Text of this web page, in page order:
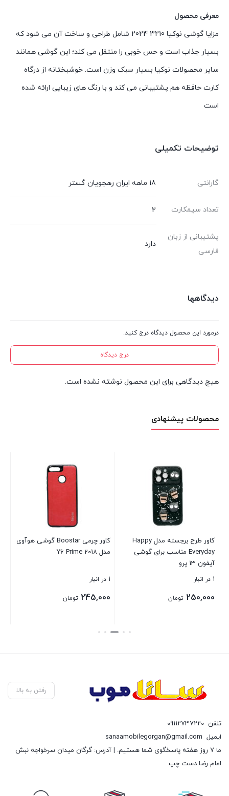
معرفی محصول
مزایا گوشی نوکیا 3210 2024 شامل طراحی و ساخت آن می شود که
بسیار جذاب است و حس خوبی را منتقل می کند؛ این گوشی همانند
سایر محصولات نوکیا بسیار سبک وزن است. خوشبختانه از درگاه
کارت حافظه هم پشتیبانی می کند و با رنگ های زیبایی ارائه شده
است
توضیحات تکمیلی
گارانتی 18 ماهه ایران رهجویان گستر
تعداد سیمکارت 2
پشتیبانی از زبان
فارسی
دارد
دیدگاهها
درمورد این محصول دیدگاه درج کنید.
درج دیدگاه
هیچ دیدگاهی برای این محصول نوشته نشده است.
محصولات پیشنهادی
کاور طرح برجسته مدل Happy
Everyday مناسب برای گوشی
آیفون 13 پرو
1 در انبار
250,000 تومان
کاور چرمی Boostar گوشی هوآوی
مدل Y6 Prime 2018
1 در انبار
245,000 تومان
بستن
رفتن به بالا
تلفن 09112737220
ایمیل sanaamobilegorgan@gmail.com
ما 7 روز هفته پاسخگوی شما هستیم. | آدرس: گرگان میدان سرخواجه نبش
امام رضا دست چپ